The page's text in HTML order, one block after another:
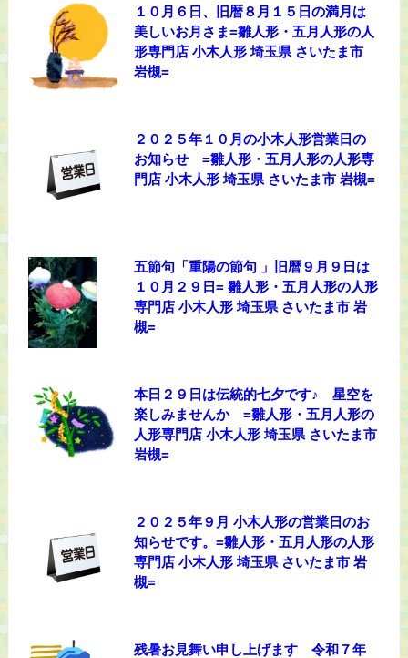
１０月６日、旧暦８月１５日の満月は
美しいお月さま=雛人形・五月人形の人
形専門店 小木人形 埼玉県 さいたま市
岩槻=
２０２５年１０月の小木人形営業日の
お知らせ =雛人形・五月人形の人形専
門店 小木人形 埼玉県 さいたま市 岩槻=
五節句「重陽の節句 」旧暦９月９日は
１０月２９日= 雛人形・五月人形の人形
専門店 小木人形 埼玉県 さいたま市 岩
槻=
本日２９日は伝統的七夕です♪ 星空を
楽しみませんか =雛人形・五月人形の
人形専門店 小木人形 埼玉県 さいたま市
岩槻=
２０２５年９月 小木人形の営業日のお
知らせです。=雛人形・五月人形の人形
専門店 小木人形 埼玉県 さいたま市 岩
槻=
残暑お見舞い申し上げます 令和７年